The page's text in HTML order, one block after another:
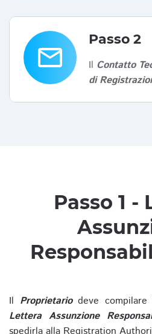
email
Passo 2
Il Contatto
di
Passo 1 -
Il Proprietariodeve
Lettera Assunzione